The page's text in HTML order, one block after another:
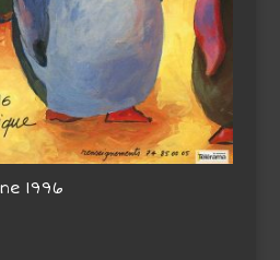
1996